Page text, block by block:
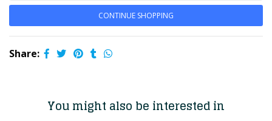
CONTINUE SHOPPING
Share:
You might also be interested in